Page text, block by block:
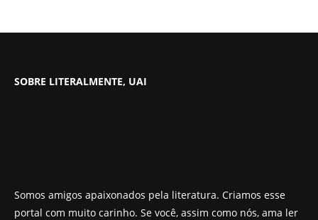
SOBRE LITERALMENTE, UAI
Somos amigos apaixonados pela literatura. Criamos esse
portal com muito carinho. Se você, assim como nós, ama ler